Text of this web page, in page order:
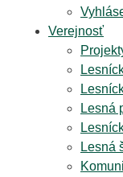
Verejnosť
Lesná
Lesná